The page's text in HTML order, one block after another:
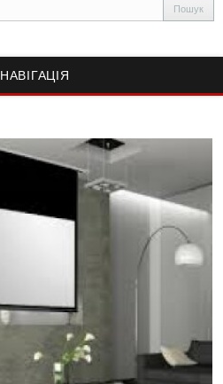
НАВІГАЦІЯ